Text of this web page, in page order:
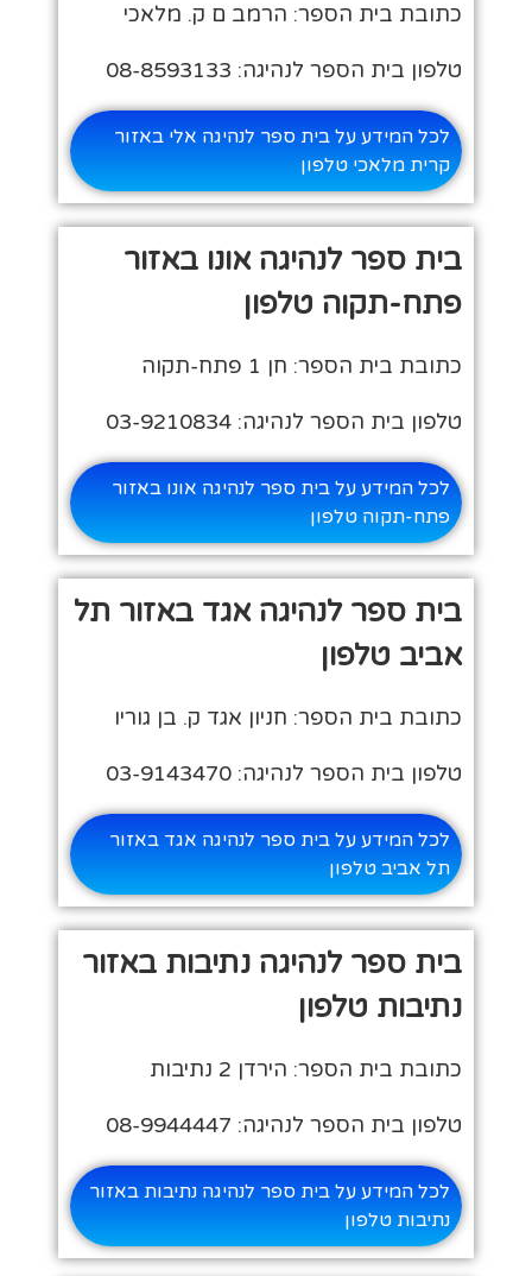
כתובת בית הספר: הרמב ם ק. מלאכי
טלפון בית הספר לנהיגה: 08-8593133
לכל המידע על בית ספר לנהיגה אלי באזור
קרית מלאכי טלפון
בית ספר לנהיגה אונו באזור
פתח-תקוה טלפון
כתובת בית הספר: חן 1 פתח-תקוה
טלפון בית הספר לנהיגה: 03-9210834
לכל המידע על בית ספר לנהיגה אונו באזור
פתח-תקוה טלפון
בית ספר לנהיגה אגד באזור תל
אביב טלפון
כתובת בית הספר: חניון אגד ק. בן גוריו
טלפון בית הספר לנהיגה: 03-9143470
לכל המידע על בית ספר לנהיגה אגד באזור
תל אביב טלפון
בית ספר לנהיגה נתיבות באזור
נתיבות טלפון
כתובת בית הספר: הירדן 2 נתיבות
טלפון בית הספר לנהיגה: 08-9944447
לכל המידע על בית ספר לנהיגה נתיבות באזור
נתיבות טלפון